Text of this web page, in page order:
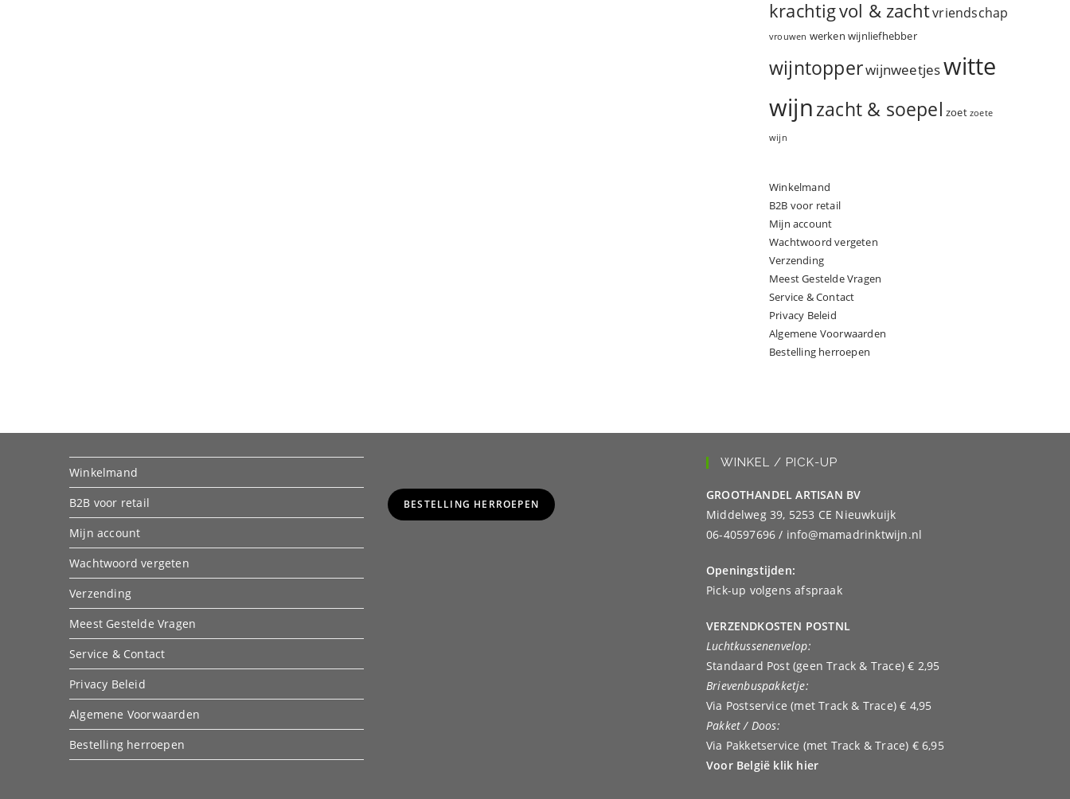
krachtigvol & zachtvriendschap
vrouwen werken wijnliefhebber
wijntopperwijnweetjeswitte
wijnzacht & soepel zoet zoete
wijn
Winkelmand
B2B voor retail
Mijn account
Wachtwoord vergeten
Verzending
Meest Gestelde Vragen
Service & Contact
Privacy Beleid
Algemene Voorwaarden
Bestelling herroepen
Winkelmand
B2B voor retail
Mijn account
Wachtwoord vergeten
Verzending
Meest Gestelde Vragen
Service & Contact
Privacy Beleid
Algemene Voorwaarden
Bestelling herroepen
BESTELLING HERROEPEN
WINKEL / PICK-UP
GROOTHANDEL ARTISAN BV
Middelweg 39, 5253 CE Nieuwkuijk
06-40597696 / info@mamadrinktwijn.nl
Openingstijden:
Pick-up volgens afspraak
VERZENDKOSTEN POSTNL
Luchtkussenenvelop:
Standaard Post (geen Track & Trace) € 2,95
Brievenbuspakketje:
Via Postservice (met Track & Trace) € 4,95
Pakket / Doos:
Via Pakketservice (met Track & Trace) € 6,95
Voor België klik hier